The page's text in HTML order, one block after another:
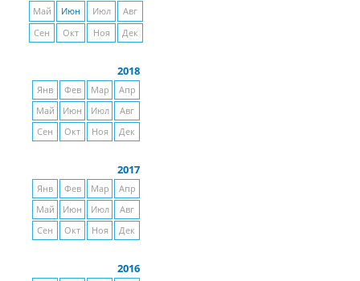
Май
Июн Июл
Авг
Сен
Окт Ноя Дек
2018
Янв Фев Мар
Апр
Май
Июн Июл
Авг
Сен
Окт Ноя Дек
2017
Янв Фев Мар
Апр
Май
Июн Июл
Авг
Сен
Окт Ноя Дек
2016